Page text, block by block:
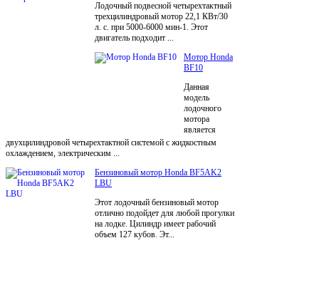
Лодочный подвесной четырехтактный
трехцилиндровый мотор 22,1 КВт/30
л. с. при 5000-6000 мин-1. Этот
двигатель подходит ...
Мотор Honda
BF10
Данная
модель
лодочного
мотора
является
двухцилиндровой четырехтактной системой с жидкостным
охлаждением, электрическим ...
Бензиновый мотор Honda BF5AK2
LBU
Этот лодочный бензиновый мотор
отлично подойдет для любой прогулки
на лодке. Цилиндр имеет рабочий
объем 127 кубов. Эт...